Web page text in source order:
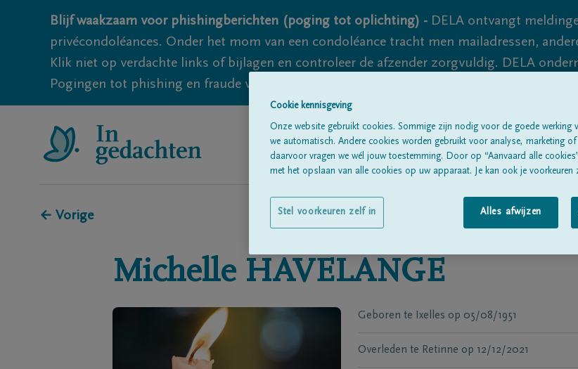
Blijf waakzaam voor phishingberichten (poging tot oplichting) - DELA ontvangt
privécondoléances. Onder het mom van een condoléance tracht men mailadressen,
Klik niet op verdachte links of bijlagen en controleer de afzender zorgvuldig. DELA
Pogingen tot phishing en fraude vallen echter nooit volledig uit te sluiten, dus blijf
Alle rouwberichten
← Vorige
Michelle HAVELANGE
Geboren te Ixelles op 05/08/1951
Overleden te Retinne op 12/12/2021
Cookie kennisgeving
Onze website gebruikt cookies. Sommige zijn nodig voor de goede werking
we automatisch. Andere cookies worden gebruikt voor analyse, marketing of
daarvoor vragen we wél jouw toestemming. Door op “Aanvaard alle
met het opslaan van alle cookies op uw apparaat. Je kan ook je voorkeuren
Alles afwijzen
Stel voorkeuren zelf in